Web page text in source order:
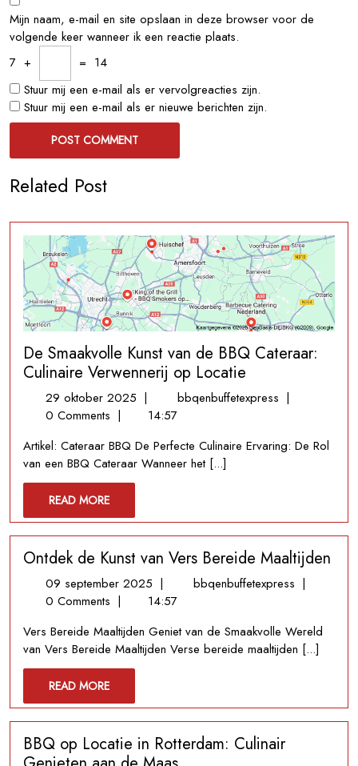
Mijn naam, e-mail en site opslaan in deze browser voor de
volgende keer wanneer ik een reactie plaats.
7 + = 14
Stuur mij een e-mail als er vervolgreacties zijn.
Stuur mij een e-mail als er nieuwe berichten zijn.
Related Post
De Smaakvolle Kunst van de BBQ Cateraar:
Culinaire Verwennerij op Locatie
29 oktober 2025 29
oktober
| bbqenbuffetexpress De
van
Culinaire
Verwennerij
op
Locatie
|
0 Comments |
14:57
Artikel: Cateraar BBQ De Perfecte Culinaire Ervaring: De Rol
van een BBQ Cateraar Wanneer het [...]
READ MOREREAD
MORE
Ontdek de Kunst van Vers Bereide Maaltijden
09 september 2025 09
september
| bbqenbuffetexpress Ontdek
van
Vers
|
0 Comments |
14:57
Vers Bereide Maaltijden Geniet van de Smaakvolle Wereld
van Vers Bereide Maaltijden Verse bereide maaltijden [...]
READ MOREREAD
MORE
BBQ op Locatie in Rotterdam: Culinair